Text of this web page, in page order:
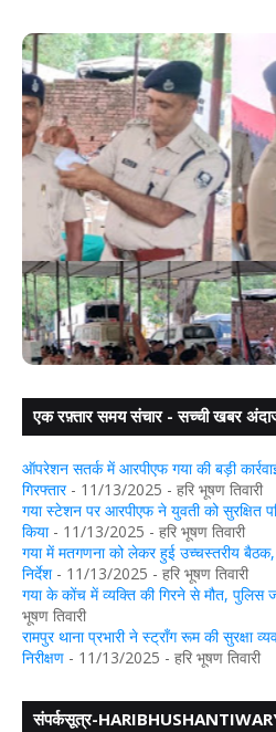
को
गया: डुमरिया थाना
एक रफ़्तार समय संचार - सच्ची खबर
ऑपरेशन सतर्क में आरपीएफ गया की बड़ी
गिरफ्तार- 11/13/2025 - हरि भूषण तिवारी
गया स्टेशन पर आरपीएफ ने युवती को सुरक्षित
किया- 11/13/2025 - हरि भूषण तिवारी
गया में मतगणना को लेकर हुई उच्चस्तरीय बैठक,
निर्देश- 11/13/2025 - हरि भूषण तिवारी
गया के कोंच में व्यक्ति की गिरने से मौत, पुलिस
भूषण तिवारी
रामपुर थाना प्रभारी ने स्ट्रॉंग रूम की सुरक्षा
निरीक्षण - 11/13/2025 - हरि भूषण तिवारी
संपर्कसूत्र-